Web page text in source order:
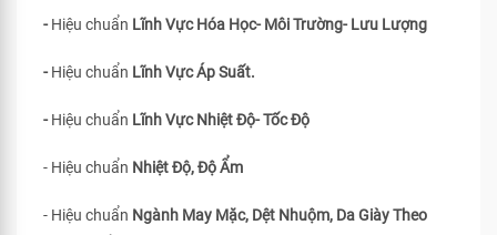
-Hiệu chuẩn Lĩnh Vực Hóa Học- Môi Trường- Lưu Lượng
-Hiệu chuẩn Lĩnh Vực Áp Suất.
-Hiệu chuẩn Lĩnh Vực Nhiệt Độ- Tốc Độ
- Hiệu chuẩn Nhiệt Độ, Độ Ẩm
- Hiệu chuẩn Ngành May Mặc, Dệt Nhuộm, Da Giày Theo